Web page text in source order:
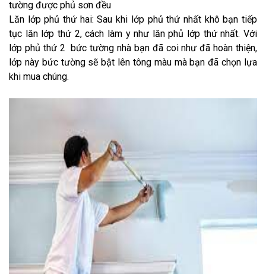
tường được phủ sơn đều
Lăn lớp phủ thứ hai: Sau khi lớp phủ thứ nhất khô bạn tiếp
tục lăn lớp thứ 2, cách làm y như lăn phủ lớp thứ nhất. Với
lớp phủ thứ 2 bức tường nhà bạn đã coi như đã hoàn thiện,
lớp này bức tường sẽ bật lên tông màu mà bạn đã chọn lựa
khi mua chúng.